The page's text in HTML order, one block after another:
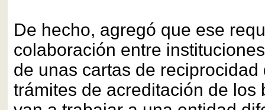
De hecho, agregó que ese
colaboración entre
de unas cartas de
trámites de acreditación de los